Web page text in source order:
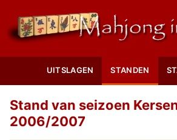
UITSLAGEN STANDEN
Stand van seizoen
2006/2007